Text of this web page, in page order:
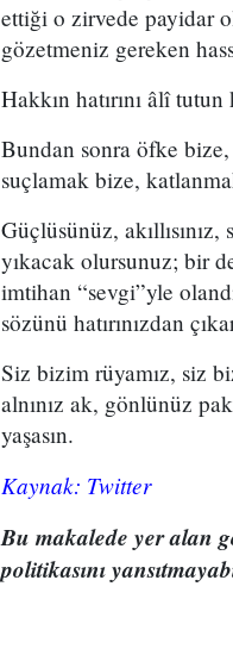
ettiği o zirvede payidar
gözetmeniz gereken
Hakkın hatırını âlî
Bundan sonra öfke
suçlamak bize,
Güçlüsünüz,
yıkacak olursunuz; bir
imtihan “sevgi”yle
sözünü hatırınızdan
Siz bizim rüyamız, siz
alnınız ak, gönlünüz
yaşasın.
Kaynak: Twitter
Bu makalede yer alan
politikasını